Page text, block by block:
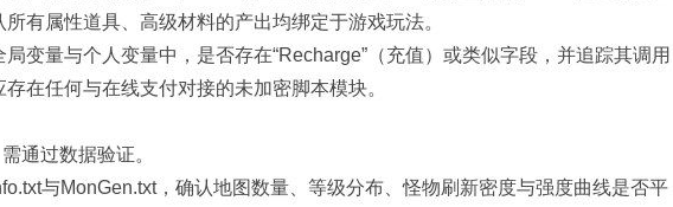
有属性道具、高级材料的产出均绑定于游戏玩法。
局变量与个人变量中，是否存在“Recharge”（充值）或类似字段，并追踪其调用
在任何与在线支付对接的未加密脚本模块。
通过数据验证。
与MonGen.txt，确认地图数量、等级分布、怪物刷新密度与强度曲线是否平